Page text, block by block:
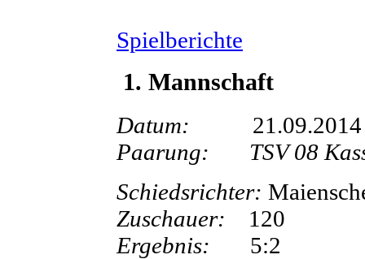
Spielberichte
1. Mannschaft
Datum: 21.09.2014
Paarung:
TSV 08
Schiedsrichter:
Zuschauer: 120
Ergebnis: